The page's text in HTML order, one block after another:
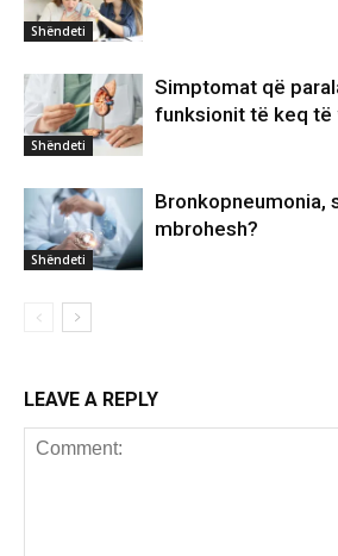
Shëndeti
Shëndeti
Simptomat që
funksionit të keq të
Shëndeti
Bronkopneumonia,
mbrohesh?
LEAVE A REPLY